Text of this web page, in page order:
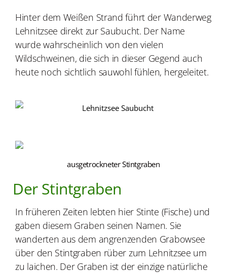
Hinter dem Weißen Strand führt der Wanderweg
Lehnitzsee direkt zur Saubucht. Der Name
wurde wahrscheinlich von den vielen
Wildschweinen, die sich in dieser Gegend auch
heute noch sichtlich sauwohl fühlen, hergeleitet.
ausgetrockneter Stintgraben
Der Stintgraben
In früheren Zeiten lebten hier Stinte (Fische) und
gaben diesem Graben seinen Namen. Sie
wanderten aus dem angrenzenden Grabowsee
über den Stintgraben rüber zum Lehnitzsee um
zu laichen. Der Graben ist der einzige natürliche